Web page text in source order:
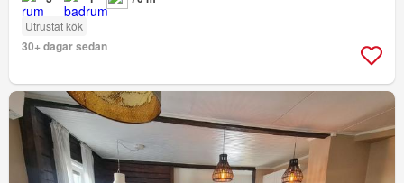
Utrustat kök
30+ dagar sedan